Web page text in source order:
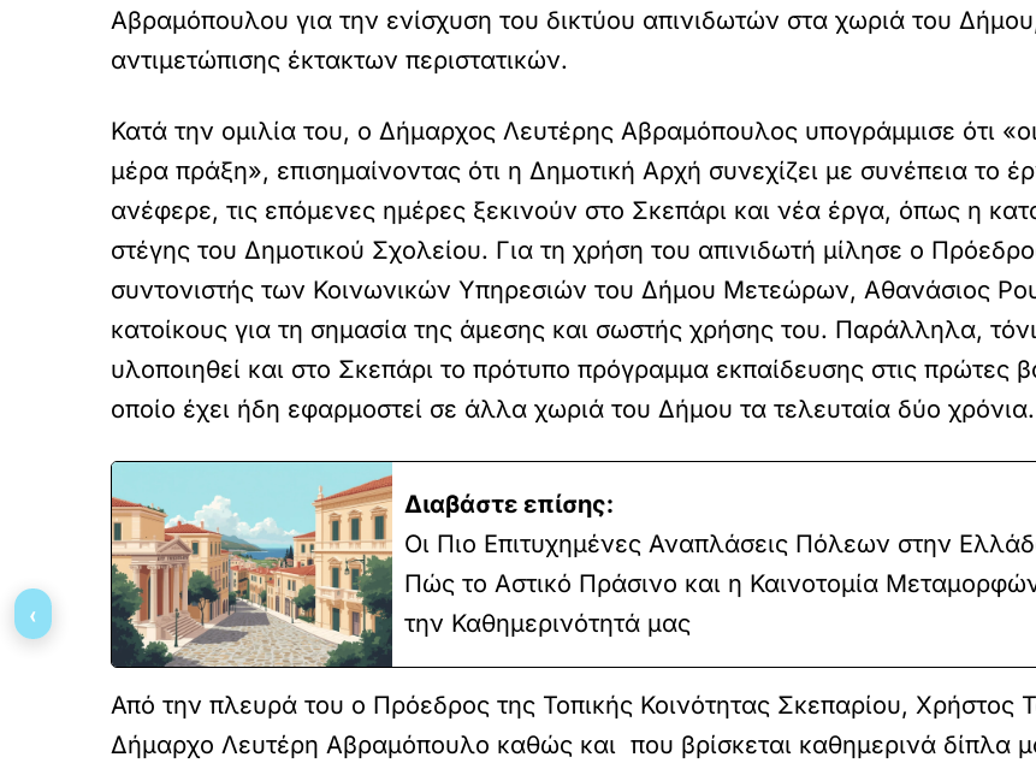
Αβραμόπουλου για την ενίσχυση του δικτύου απινιδωτών στα χωριά του
αντιμετώπισης έκτακτων περιστατικών.
Κατά την ομιλία του, ο Δήμαρχος Λευτέρης Αβραμόπουλος υπογράμμισε ότι
μέρα πράξη», επισημαίνοντας ότι η Δημοτική Αρχή συνεχίζει με συνέπεια το
ανέφερε, τις επόμενες ημέρες ξεκινούν στο Σκεπάρι και νέα έργα, όπως η
στέγης του Δημοτικού Σχολείου. Για τη χρήση του απινιδωτή μίλησε ο
συντονιστής των Κοινωνικών Υπηρεσιών του Δήμου Μετεώρων, Αθανάσιος
κατοίκους για τη σημασία της άμεσης και σωστής χρήσης του. Παράλληλα,
υλοποιηθεί και στο Σκεπάρι το πρότυπο πρόγραμμα εκπαίδευσης στις πρώτες
οποίο έχει ήδη εφαρμοστεί σε άλλα χωριά του Δήμου τα τελευταία δύο χρόνια.
Διαβάστε επίσης:
Οι Πιο Επιτυχημένες Αναπλάσεις Πόλεων στην
Πώς το Αστικό Πράσινο και η Καινοτομία
την Καθημερινότητά μας
Από την πλευρά του ο Πρόεδρος της Τοπικής Κοινότητας Σκεπαρίου, Χρήστος
Δήμαρχο Λευτέρη Αβραμόπουλο καθώς και που βρίσκεται καθημερινά δίπλα
‹